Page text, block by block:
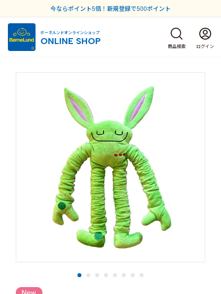
今ならポイント5倍！新規登録で500ポイント
ボーネルンドオンラインショップ
ONLINE SHOP 商品検索 ログイン